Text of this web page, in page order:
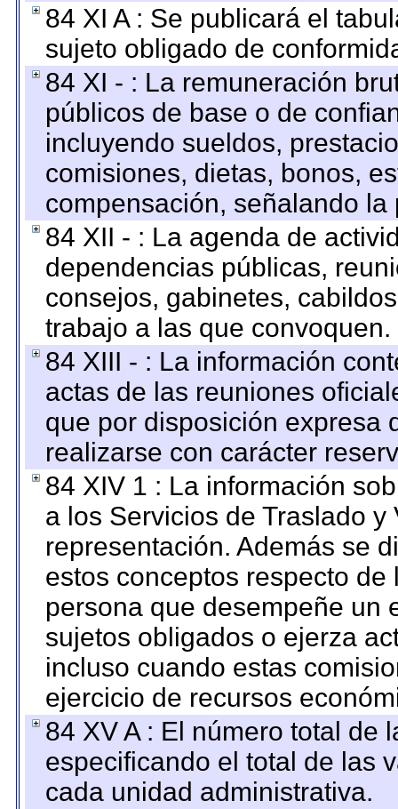
84 XI A : Se publicará el
sujeto obligado de
84 XI - : La remuneración
públicos de base o de
incluyendo sueldos,
comisiones, dietas, bonos,
compensación, señalando
84 XII - : La agenda de
dependencias públicas,
consejos, gabinetes,
trabajo a las que convoquen.
84 XIII - : La información
actas de las reuniones
que por disposición expresa
realizarse con carácter
84 XIV 1 : La información
a los Servicios de Traslado
representación. Además se
estos conceptos respecto
persona que desempeñe un
sujetos obligados o ejerza
incluso cuando estas
ejercicio de recursos
84 XV A : El número total de
especificando el total de las
cada unidad administrativa.